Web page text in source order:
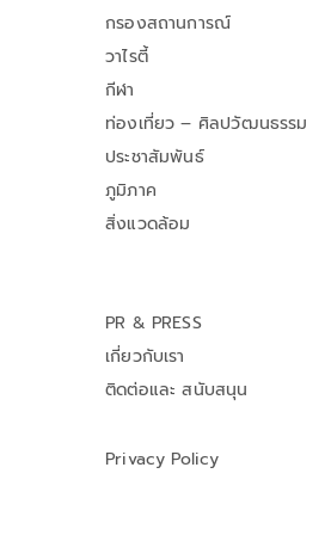
กรองสถานการณ์
วาไรตี้
กีฬา
ท่องเที่ยว – ศิลปวัฒนธรรม
ประชาสัมพันธ์
ภูมิภาค
สิ่งแวดล้อม
PR & PRESS
เกี่ยวกับเรา
ติดต่อและ สนับสนุน
Privacy Policy